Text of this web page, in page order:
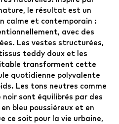
le résultat est un
calme et contemporain :
avec des
Les vestes structurées,
teddy doux et les
transforment cette
quotidienne polyvalente
Les tons neutres comme
noir sont équilibrés par des
bleu poussiéreux et en
ce soit pour la vie urbaine,